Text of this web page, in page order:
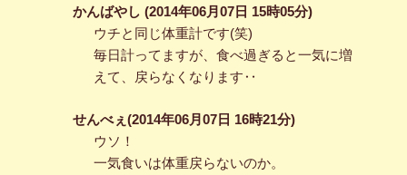
かんばやし (2014年06月07日 15時05分)
ウチと同じ体重計です(笑)
毎日計ってますが、食べ過ぎると一気に増
えて、戻らなくなります‥
せんべぇ(2014年06月07日 16時21分)
ウソ！
一気食いは体重戻らないのか。